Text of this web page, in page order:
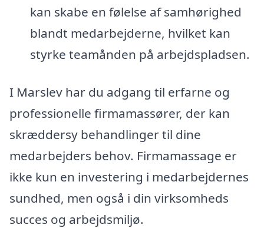
kan skabe en følelse af samhørighed
blandt medarbejderne, hvilket kan
styrke teamånden på arbejdspladsen.
I Marslev har du adgang til erfarne og
professionelle firmamassører, der kan
skræddersy behandlinger til dine
medarbejders behov. Firmamassage er
ikke kun en investering i medarbejdernes
sundhed, men også i din virksomheds
succes og arbejdsmiljø.